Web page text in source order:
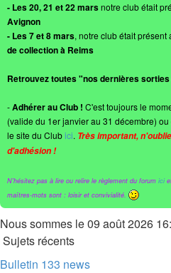
- Les 20, 21 et 22 marsnotre club était
Avignon
- Les 7 et 8 mars, notre club était présent
de collection à Reims
Retrouvez toutes "nos dernières
-Adhérer au Club ! C'est toujours le
(valide du 1er janvier au 31 décembre)
le site du Clubici. Très important,
d'adhésion !
N'hésitez pas à lire ou relire le règlement du forum ici
maîtres-mots sont : loisir et convivialité.
Nous sommes le 09 août 2026
Sujets récents
Bulletin 133 news